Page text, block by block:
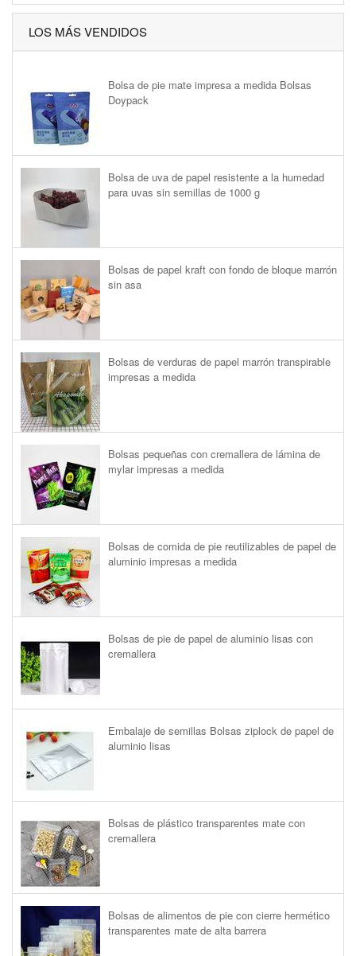
LOS MÁS VENDIDOS
Bolsa de pie mate impresa a medida Bolsas
Doypack
Bolsa de uva de papel resistente a la humedad
para uvas sin semillas de 1000 g
Bolsas de papel kraft con fondo de bloque marrón
sin asa
Bolsas de verduras de papel marrón transpirable
impresas a medida
Bolsas pequeñas con cremallera de lámina de
mylar impresas a medida
Bolsas de comida de pie reutilizables de papel de
aluminio impresas a medida
Bolsas de pie de papel de aluminio lisas con
cremallera
Embalaje de semillas Bolsas ziplock de papel de
aluminio lisas
Bolsas de plástico transparentes mate con
cremallera
Bolsas de alimentos de pie con cierre hermético
transparentes mate de alta barrera